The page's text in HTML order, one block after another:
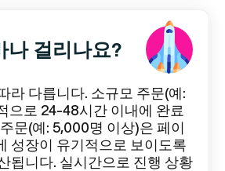
나 걸리나요?
라 다릅니다. 소규모 주문(예:
으로 24-48시간 이내에 완료
문(예: 5,000명 이상)은 페이
성장이 유기적으로 보이도록
됩니다. 실시간으로 진행 상황